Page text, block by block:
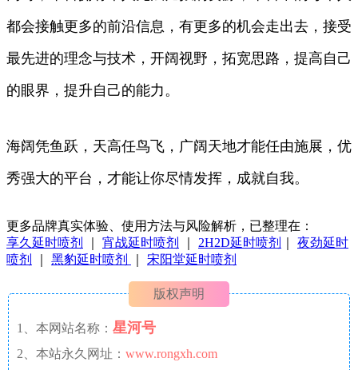
都会接触更多的前沿信息，有更多的机会走出去，接受
最先进的理念与技术，开阔视野，拓宽思路，提高自己
的眼界，提升自己的能力。
海阔凭鱼跃，天高任鸟飞，广阔天地才能任由施展，优
秀强大的平台，才能让你尽情发挥，成就自我。
更多品牌真实体验、使用方法与风险解析，已整理在：
享久延时喷剂
宵战延时喷剂 2H2D延时喷剂
夜劲延时
喷剂
黑豹延时喷剂 宋阳堂延时喷剂
版权声明
1、本网站名称： 星河号
2、本站永久网址： www.rongxh.com